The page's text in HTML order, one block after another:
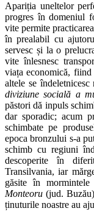
Apariția uneltelor
progres în domeniul
vite permite
în prealabil cu
servesc și la o
vite înlesnesc
viața economică,
altele se
diviziune socială a
păstori dă inpuls
dar sporadic; acum
schimbate pe
epoca bronzului s-a
schimb cu regiuni
descoperite în
Transilvania, iar
găsite în
Monteoru (jud.
ținuturile noastre au